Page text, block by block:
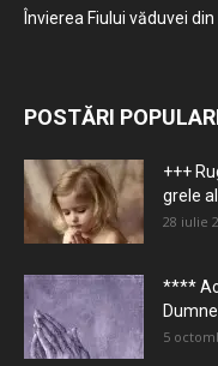
Învierea Fiului văduvei din
POSTĂRI
+++
grele
28 iulie
****
5